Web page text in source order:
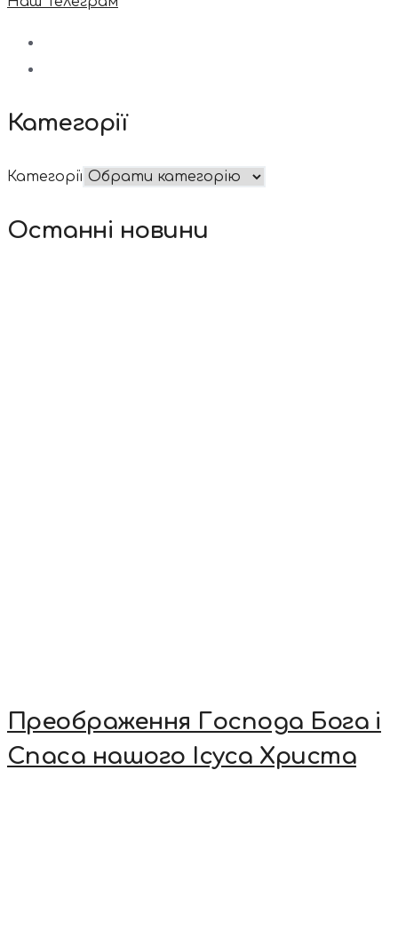
Категорії
Категорії
Останні новини
Преображення Господа Бога і
Спаса нашого Ісуса Христа